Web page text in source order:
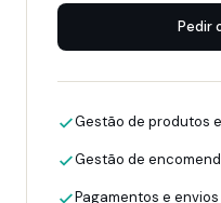
Pedir
Gestão de produtos
Gestão de
Pagamentos e envios